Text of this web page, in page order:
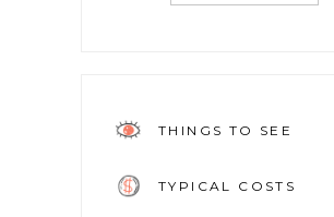
THINGS TO SEE
TYPICAL COSTS